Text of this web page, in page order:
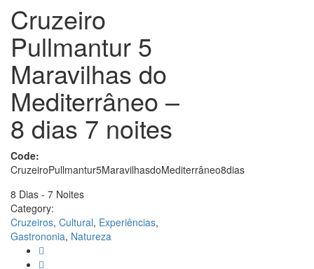
Cruzeiro
Pullmantur 5
Maravilhas do
Mediterrâneo –
8 dias 7 noites
Code:
CruzeiroPullmantur5MaravilhasdoMediterrâneo8dias
8 Dias - 7 Noites
Category:
Cruzeiros, Cultural, Experiências,
Gastrononia, Natureza